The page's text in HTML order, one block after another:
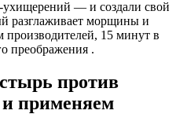
— и создали свой
разглаживает морщины и
15 минут в
преображения .
против
применяем